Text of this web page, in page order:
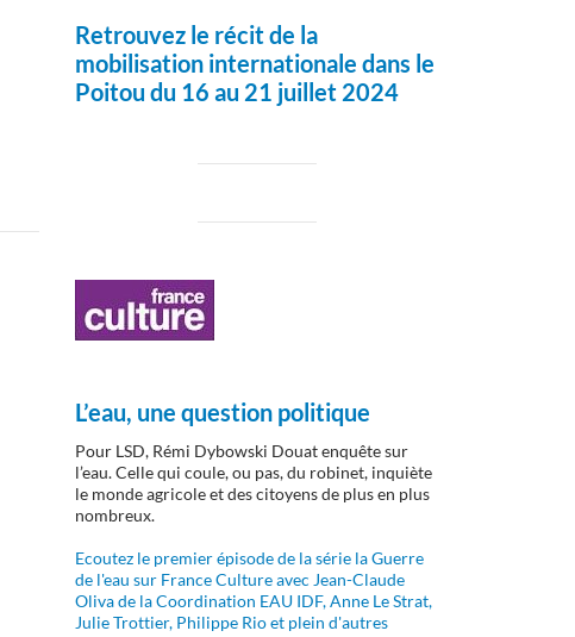
Retrouvez le récit de la
mobilisation internationale dans le
Poitou du 16 au 21 juillet 2024
L’eau, une question politique
Pour LSD, Rémi Dybowski Douat enquête sur
l’eau. Celle qui coule, ou pas, du robinet, inquiète
le monde agricole et des citoyens de plus en plus
nombreux.
Ecoutez le premier épisode de la série la Guerre
de l'eau sur France Culture avec Jean-Claude
Oliva de la Coordination EAU IDF, Anne Le Strat,
Julie Trottier, Philippe Rio et plein d'autres